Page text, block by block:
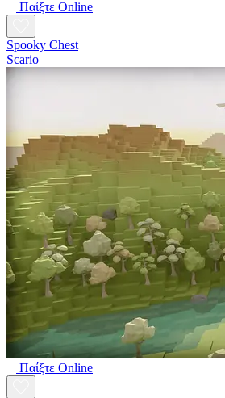
Παίξτε Online
Spooky Chest
Scario
Παίξτε Online